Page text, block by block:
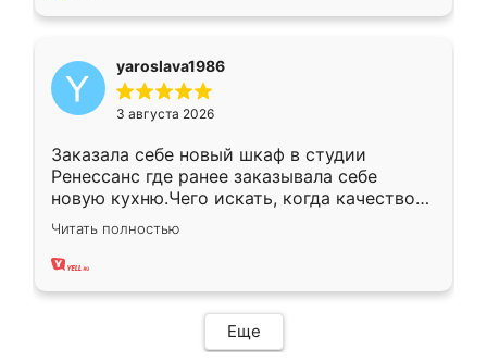
yaroslava1986
3 августа 2026
Заказала себе новый шкаф в студии
Ренессанс где ранее заказывала себе
новую кухню.Чего искать, когда качеством
вполне довольна. Служит кухня уже почти
два года, нареканий нет.
Читать полностью
Еще